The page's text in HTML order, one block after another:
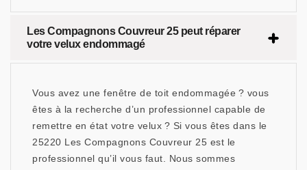
Les Compagnons Couvreur 25 peut réparer
votre velux endommagé
Vous avez une fenêtre de toit endommagée ? vous
êtes à la recherche d’un professionnel capable de
remettre en état votre velux ? Si vous êtes dans le
25220 Les Compagnons Couvreur 25 est le
professionnel qu’il vous faut. Nous sommes